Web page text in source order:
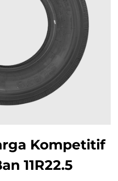
Kompetitif
11R22.5